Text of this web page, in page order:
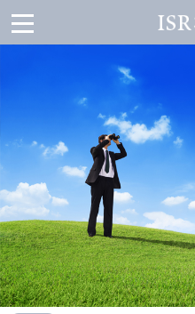
コ
ン
サ
管
財
HOME
会
社
案
内